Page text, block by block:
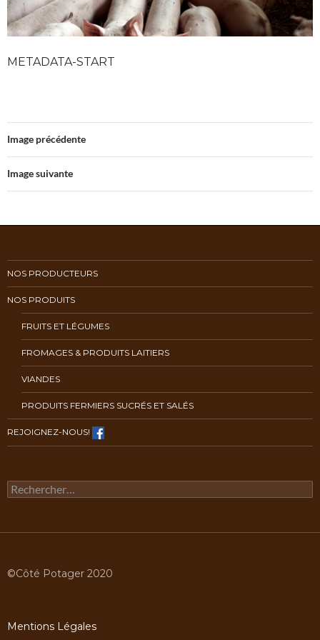
METADATA-START
Image précédente
Image suivante
NOS PRODUCTEURS
NOS PRODUITS
FRUITS ET LÉGUMES
FROMAGES & PRODUITS LAITIERS
VIANDES
PRODUITS FERMIERS SUCRÉS ET SALÉS
REJOIGNEZ-NOUS!
Rechercher :
©Côté Potager 2020
Mentions Légales